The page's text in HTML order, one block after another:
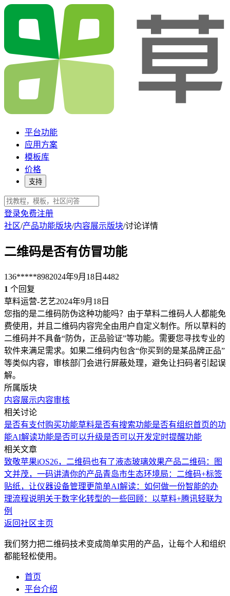
平台功能
应用方案
模板库
价格
支持
登录免费注册
社区/产品功能版块/内容展示版块/讨论详情
二维码是否有仿冒功能
136*****8982024年9月18日 4482
1 个回复
草料运营-艺艺2024年9月18日
您指的是二维码防伪这种功能吗？由于草料二维码人人都能免
费使用，并且二维码内容完全由用户自定义制作。所以草料的
二维码并不具备“防伪，正品验证”等功能。需要您寻找专业的
软件来满足需求。如果二维码内包含“你买到的是某品牌正品”
等类似内容，审核部门会进行屏蔽处理，避免让扫码者引起误
解。
所属版块
内容展示内容审核
相关讨论
是否有支付购买功能草料是否有搜索功能是否有组织首页的功
能AI解读功能是否可以升级是否可以开发定时提醒功能
相关文章
致敬苹果iOS26，二维码也有了液态玻璃效果产品二维码：图
文并茂，一码讲清你的产品青岛市生态环境局：二维码+标签
贴纸，让仪器设备管理更简单AI解读：如何做一份智能的办
理流程说明关于数字化转型的一些回顾：以草料+腾讯轻联为
例
返回社区主页
我们努力把二维码技术变成简单实用的产品，让每个人和组织
都能轻松使用。
首页
平台介绍